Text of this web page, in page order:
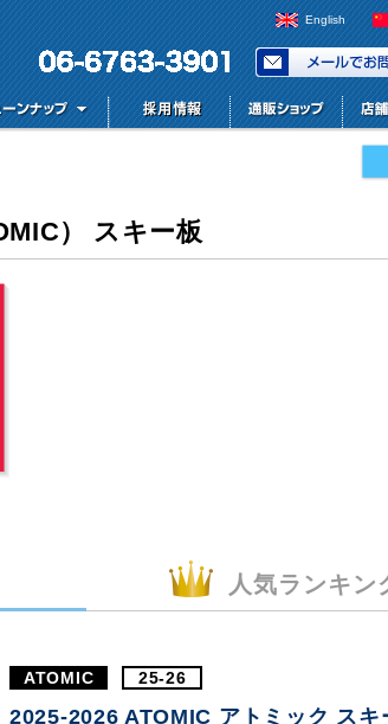
English
） スキー板
人気ランキン
ATOMIC 25-26
2025-2026 ATOMIC アトミック スキ